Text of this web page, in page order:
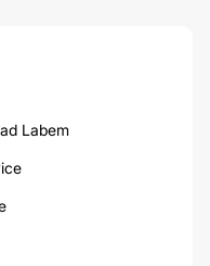
Labem